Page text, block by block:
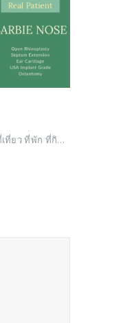
ที่ยว ที่พัก ที่กิ…